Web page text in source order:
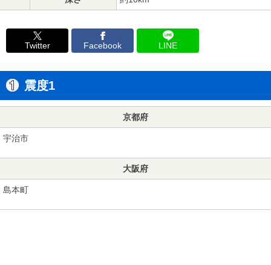
Twitter Facebook LINE
震度1
京都府
宇治市
大阪府
島本町